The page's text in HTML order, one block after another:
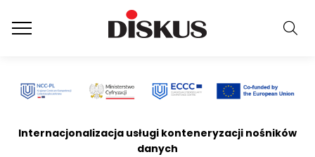
Internacjonalizacja usługi konteneryzacji nośników
danych